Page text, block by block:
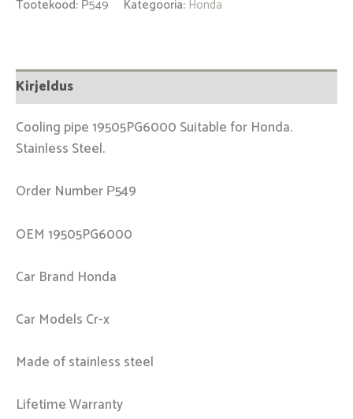
Tootekood: Р549 Kategooria: Honda
Kirjeldus
Cooling pipe 19505PG6000 Suitable for Honda.
Stainless Steel.
Order Number Р549
OEM 19505PG6000
Car Brand Honda
Car Models Cr-x
Made of stainless steel
Lifetime Warranty